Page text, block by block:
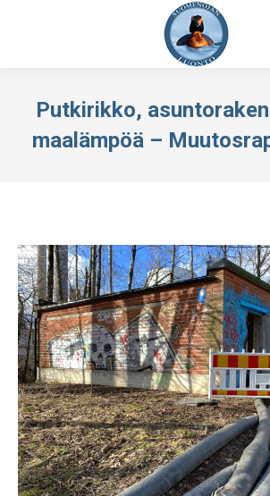
Putkirikko,
maalämpöä –